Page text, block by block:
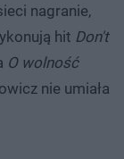
nagranie,
hit Don't
O wolność
nie umiała